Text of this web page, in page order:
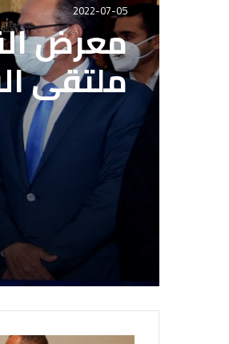
تكنولوجيا ومنوعات
2022-07-05
معرض
ملتقى
2022-07-05
بعد